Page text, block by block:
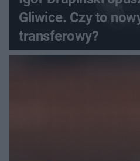
Gliwice. Czy to
transferowy?